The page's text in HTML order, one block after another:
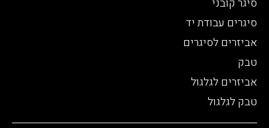
סיגרים עבודת יד
אביזרים לסיגרים
טבק
אביזרים לגלגול
טבק לגלגול